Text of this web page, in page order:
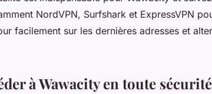
NordVPN, Surfshark et ExpressVPN
facilement sur les dernières adresses et
à Wawacity en toute sécurité